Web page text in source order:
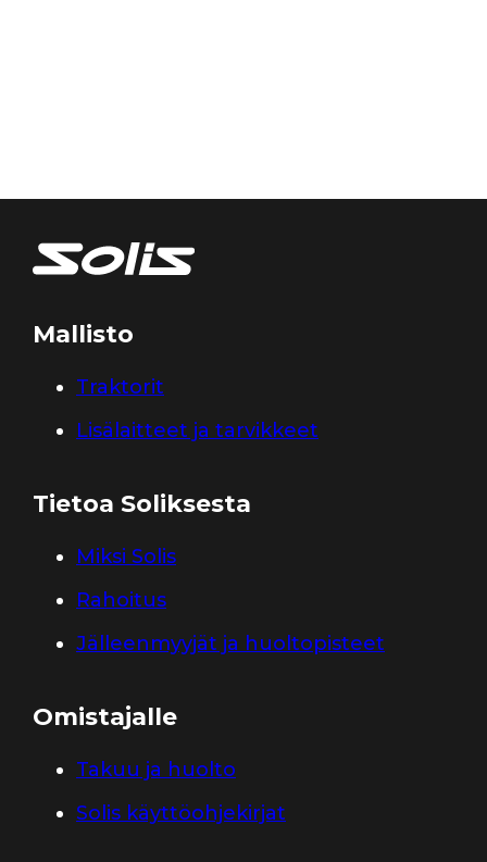
Mallisto
Traktorit
Lisälaitteet ja tarvikkeet
Tietoa Soliksesta
Miksi Solis
Rahoitus
Jälleenmyyjät ja huoltopisteet
Omistajalle
Takuu ja huolto
Solis käyttöohjekirjat